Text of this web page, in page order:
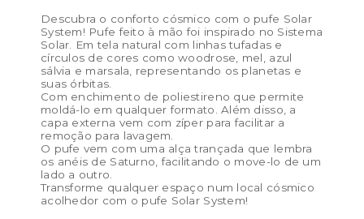
Descubra o conforto cósmico com o pufe Solar
System! Pufe feito à mão foi inspirado no Sistema
Solar. Em tela natural com linhas tufadas e
círculos de cores como woodrose, mel, azul
sálvia e marsala, representando os planetas e
suas órbitas.
Com enchimento de poliestireno que permite
moldá-lo em qualquer formato. Além disso, a
capa externa vem com zíper para facilitar a
remoção para lavagem.
O pufe vem com uma alça trançada que lembra
os anéis de Saturno, facilitando o move-lo de um
lado a outro.
Transforme qualquer espaço num local cósmico
acolhedor com o pufe Solar System!